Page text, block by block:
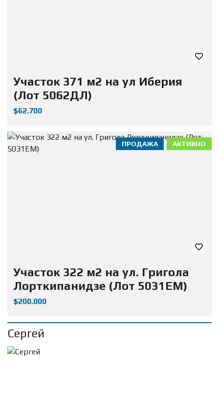
Участок 371 м2 на ул Иберия
(Лот 5062ДЛ)
$62.700
АКТИВНО
ПРОДАЖА
Участок 322 м2 на ул. Григола
Лорткипанидзе (Лот 5031ЕМ)
$200.000
Сергей